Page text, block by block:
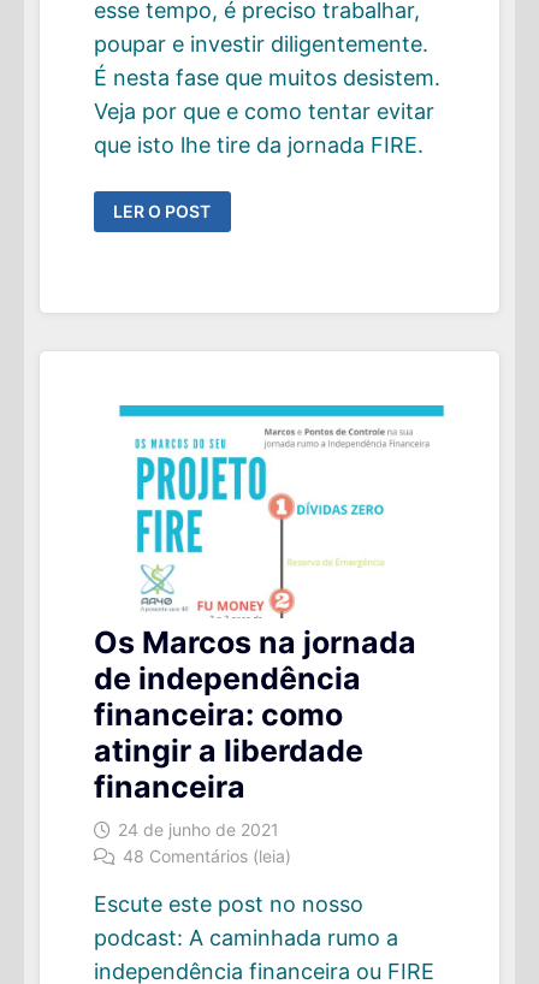
esse tempo, é preciso trabalhar,
poupar e investir diligentemente.
É nesta fase que muitos desistem.
Veja por que e como tentar evitar
que isto lhe tire da jornada FIRE.
O
“THE
BORING
O
DO
É
TÃO
DIFÍCIL?
LER O POST
Os Marcos na jornada
de independência
financeira: como
atingir a liberdade
financeira
24 de junho de 2021
48 Comentários (leia)
Escute este post no nosso
podcast: A caminhada rumo a
independência financeira ou FIRE